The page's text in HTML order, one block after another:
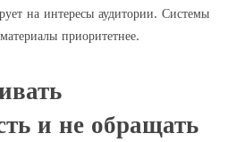
на интересы аудитории. Системы
приоритетнее.
и не обращать